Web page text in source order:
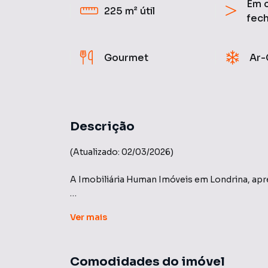
225 m² útil
Em
Gourmet Ar-
Descrição
(Atualizado: 02/03/2026)
A Imobiliária Human Imóveis em Londrina,
segurança e conforto para quem busca
Ver mais
Comodidades do imóvel